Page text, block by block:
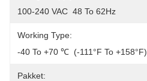
100-240 VAC  48 To 62Hz
Working Type:
-40 To +70 ℃  (-111°F To +158°F)
Pakket: